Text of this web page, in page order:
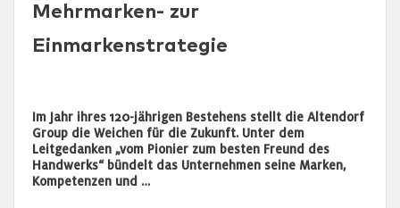
Mehrmarken- zur
Einmarkenstrategie
Im Jahr ihres 120-jährigen Bestehens stellt die Altendorf
Group die Weichen für die Zukunft. Unter dem
Leitgedanken „vom Pionier zum besten Freund des
Handwerks“ bündelt das Unternehmen seine Marken,
Kompetenzen und …